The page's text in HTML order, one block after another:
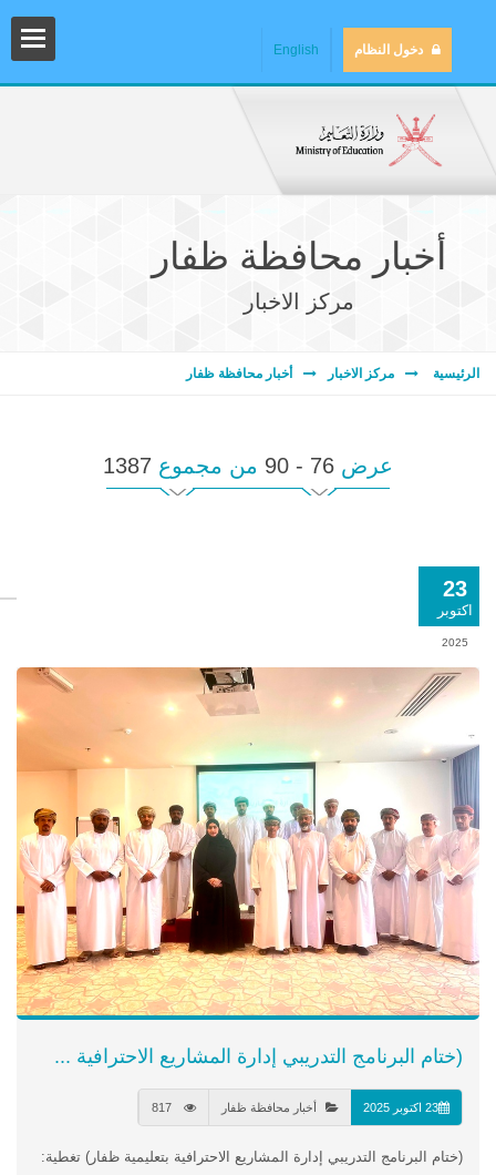
دخول النظام English
أخبار محافظة ظفار
مركز الاخبار
الرئيسية مركز الاخبار أخبار محافظة ظفار
عرض 76 - 90 من مجموع
23
اكتوبر
2025
(ختام البرنامج التدريبي إدارة المشاريع الاحترافية ...
23 اكتوبر 2025 أخبار محافظة ظفار
(ختام البرنامج التدريبي إدارة المشاريع الاحترافية بتعليمية ظفار) تغطية: